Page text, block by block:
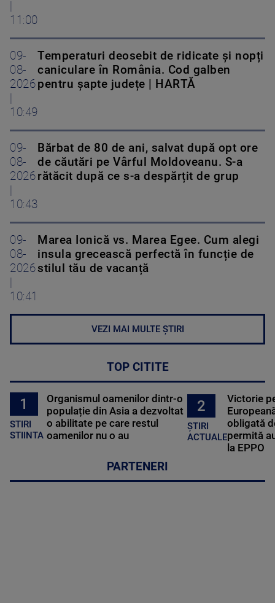
11:00
09-
08-
2026
10:49
Temperaturi deosebit de ridicate și nopți
caniculare în România. Cod galben
pentru șapte județe | HARTĂ
09-
08-
2026
10:43
Bărbat de 80 de ani, salvat după opt ore
de căutări pe Vârful Moldoveanu. S-a
rătăcit după ce s-a despărțit de grup
09-
08-
2026
10:41
Marea Ionică vs. Marea Egee. Cum alegi
insula grecească perfectă în funcție de
stilul tău de vacanță
VEZI MAI MULTE ȘTIRI
TOP CITITE
1
STIRI
STIINTA
Organismul oamenilor dintr-o
populație din Asia a dezvoltat
o abilitate pe care restul
oamenilor nu o au
2
ȘTIRI
ACTUALE
Victorie
obligată
permită
la EPPO
PARTENERI